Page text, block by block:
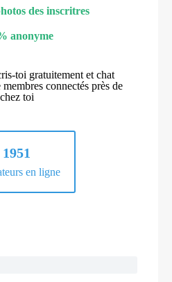
des inscritres
anonyme
toi gratuitement et chat
connectés près de
chez toi
1951
en ligne